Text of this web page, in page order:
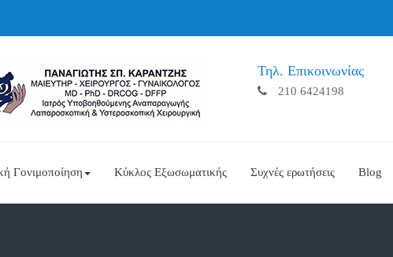
Τηλ. Επικοινωνίας
210 6424198
Γονιμοποίηση Κύκλος Εξωσωματικής Συχνές ερωτήσεις Blog